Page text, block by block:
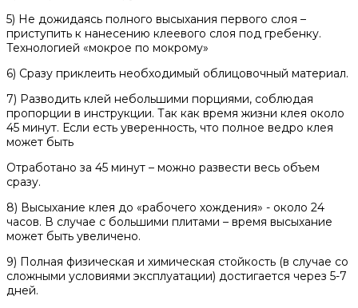
5) Не дожидаясь полного высыхания первого слоя –
приступить к нанесению клеевого слоя под гребенку.
Технологией «мокрое по мокрому»
6) Сразу приклеить необходимый облицовочный материал.
7) Разводить клей небольшими порциями, соблюдая
пропорции в инструкции. Так как время жизни клея около
45 минут. Если есть уверенность, что полное ведро клея
может быть
Отработано за 45 минут – можно развести весь объем
сразу.
8) Высыхание клея до «рабочего хождения» - около 24
часов. В случае с большими плитами – время высыхание
может быть увеличено.
9) Полная физическая и химическая стойкость (в случае со
сложными условиями эксплуатации) достигается через 5-7
дней.